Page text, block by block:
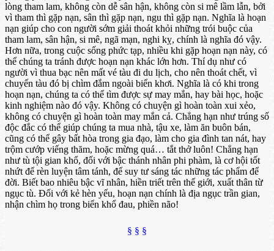
lòng tham lam, không còn dễ sân hận, không còn si mê lầm lẫn, bởi
vì tham thì gặp nạn, sân thì gặp nạn, ngu thì gặp nạn. Nghĩa là hoạn
nạn giúp cho con người sớm giải thoát khỏi những trói buộc của
tham lam, sân hận, si mê, ngã mạn, nghi kỵ, chính là nghĩa đó vậy.
Hơn nữa, trong cuộc sống phức tạp, nhiều khi gặp hoạn nạn này, có
thể chúng ta tránh được hoạn nạn khác lớn hơn. Thí dụ như có
người vì thua bạc nên mất vé tàu đi du lịch, cho nên thoát chết, vì
chuyến tàu đó bị chìm đắm ngoài biển khơi. Nghĩa là có khi trong
hoạn nạn, chúng ta có thể tìm được sự may mắn, hay bài học, hoặc
kinh nghiệm nào đó vậy. Không có chuyện gì hoàn toàn xui xẻo,
không có chuyện gì hoàn toàn may mắn cả. Chẳng hạn như trúng số
độc đắc có thể giúp chúng ta mua nhà, tậu xe, làm ăn buôn bán,
cũng có thể gây bất hòa trong gia đạo, làm cho gia đình tan nát, hay
trộm cướp viếng thăm, hoặc mừng quá… tắt thở luôn! Chẳng hạn
như tù tội gian khổ, đối với bậc thánh nhân phi phàm, là cơ hội tốt
nhứt để rèn luyện tâm tánh, để suy tư sáng tác những tác phẩm để
đời. Biết bao nhiêu bậc vĩ nhân, hiền triết trên thế giới, xuất thân từ
ngục tù. Đối với kẻ hèn yếu, hoạn nạn chính là địa ngục trần gian,
nhận chìm họ trong biển khổ đau, phiền não!
§ § §